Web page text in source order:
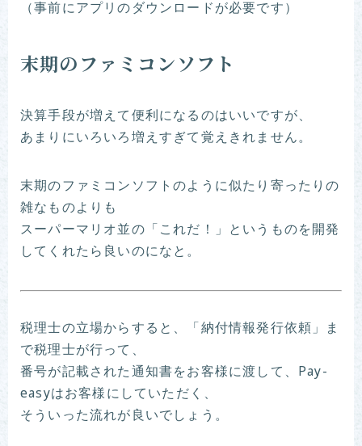
（事前にアプリのダウンロードが必要です）
末期のファミコンソフト
決算手段が増えて便利になるのはいいですが、
あまりにいろいろ増えすぎて覚えきれません。
末期のファミコンソフトのように似たり寄ったりの
雑なものよりも
スーパーマリオ並の「これだ！」というものを開発
してくれたら良いのになと。
税理士の立場からすると、「納付情報発行依頼」ま
で税理士が行って、
番号が記載された通知書をお客様に渡して、Pay-
easyはお客様にしていただく、
そういった流れが良いでしょう。